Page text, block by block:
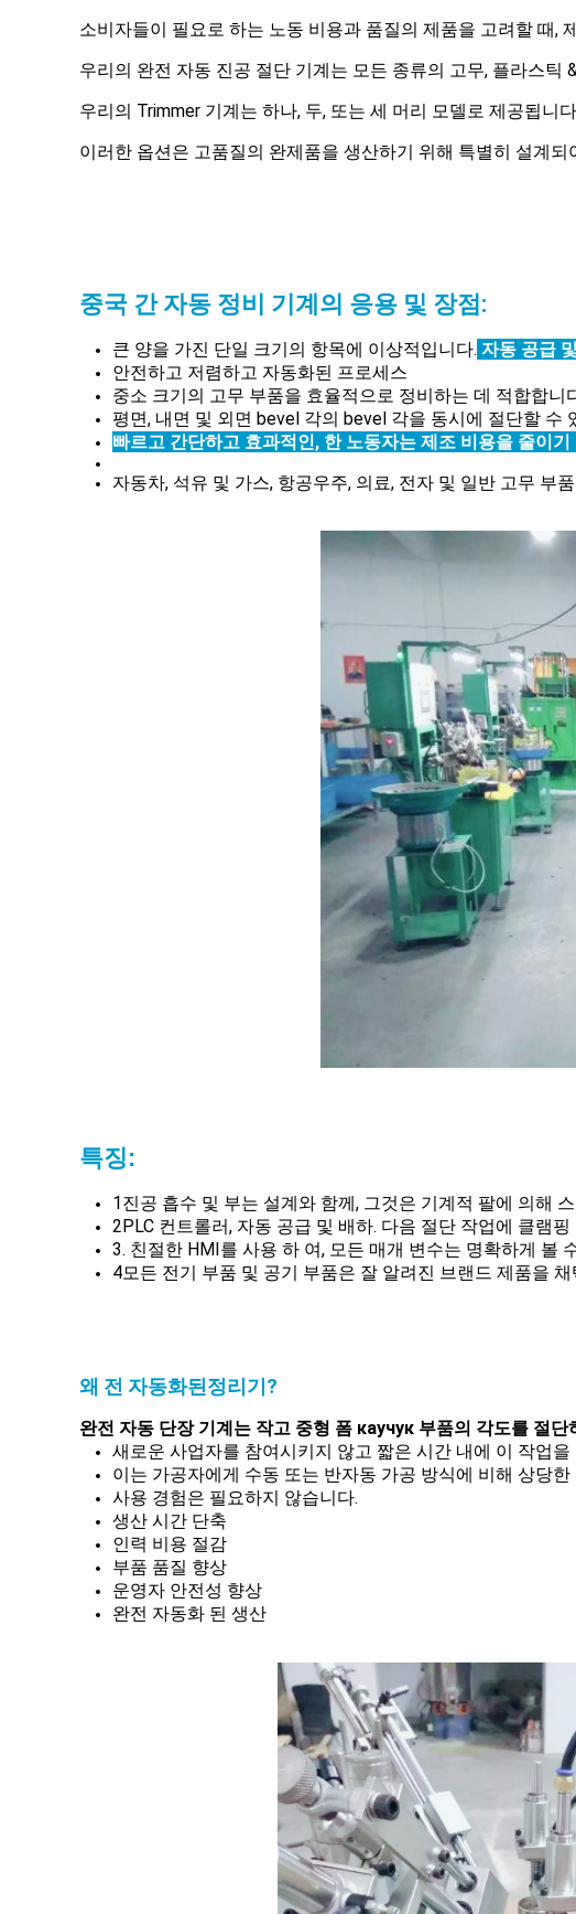
소비자들이 필요로 하는 노동 비용과 품질의 제품을 고려할 때,
우리의 완전 자동 진공 절단 기계는 모든 종류의 고무, 플라스
우리의 Trimmer 기계는 하나, 두, 또는 세 머리 모델로 제공됩니
이러한 옵션은 고품질의 완제품을 생산하기 위해 특별히 설계
중국 간 자동 정비 기계의 응용 및 장점:
큰 양을 가진 단일 크기의 항목에 이상적입니다. 자동 공급
안전하고 저렴하고 자동화된 프로세스
중소 크기의 고무 부품을 효율적으로 정비하는 데 적합합니
평면, 내면 및 외면 bevel 각의 bevel 각을 동시에 절단할 수
빠르고 간단하고 효과적인, 한 노동자는 제조 비용을 줄이
자동차, 석유 및 가스, 항공우주, 의료, 전자 및 일반 고무 부
특징:
1진공 흡수 및 부는 설계와 함께, 그것은 기계적 팔에 의해
2PLC 컨트롤러, 자동 공급 및 배하. 다음 절단 작업에 클램
3. 친절한 HMI를 사용 하 여, 모든 매개 변수는 명확하게 볼
4모든 전기 부품 및 공기 부품은 잘 알려진 브랜드 제품을
왜 전 자동화된 정리기 ?
완전 자동 단장 기계는 작고 중형 폼 каучук 부품의 각도를 절
새로운 사업자를 참여시키지 않고 짧은 시간 내에 이 작업을
이는 가공자에게 수동 또는 반자동 가공 방식에 비해 상당한
사용 경험은 필요하지 않습니다.
생산 시간 단축
인력 비용 절감
부품 품질 향상
운영자 안전성 향상
완전 자동화 된 생산